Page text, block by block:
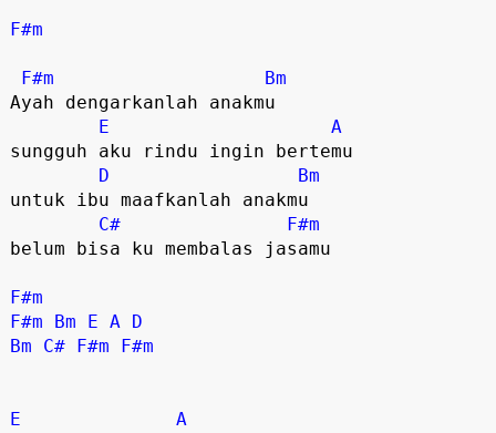
F#m
F#m
Bm
Ayah dengarkanlah anakmu
E
A
sungguh aku rindu ingin bertemu
D
Bm
untuk ibu maafkanlah anakmu
C#
F#m
belum bisa ku membalas jasamu
F#m
F#m
Bm E A D
Bm
C# F#m F#m
E
A